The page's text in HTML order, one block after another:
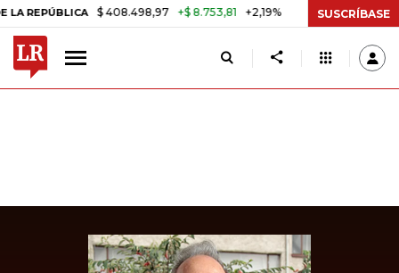
$ 408.498,97 +$ 8.753,81 +2,19% TASA DE USURASUSCRÍBASE